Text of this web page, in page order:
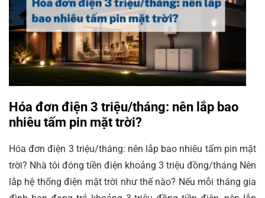
Hóa đơn điện 3 triệu/tháng: nên lắp bao
nhiêu tấm pin mặt trời?
Hóa đơn điện 3 triệu/tháng: nên lắp bao nhiêu tấm pin mặt
trời? Nhà tôi đóng tiền điện khoảng 3 triệu đồng/tháng Nên
lắp hệ thống điện mặt trời như thế nào? Nếu mỗi tháng gia